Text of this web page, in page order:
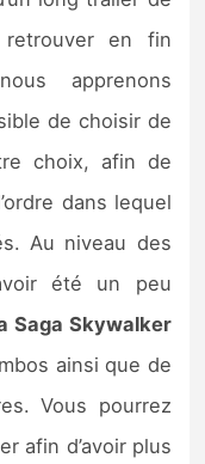
retrouver en fin
apprenons
de choisir de
choix, afin de
dans lequel
Au niveau des
été un peu
Saga Skywalker
ainsi que de
Vous pourrez
afin d’avoir plus